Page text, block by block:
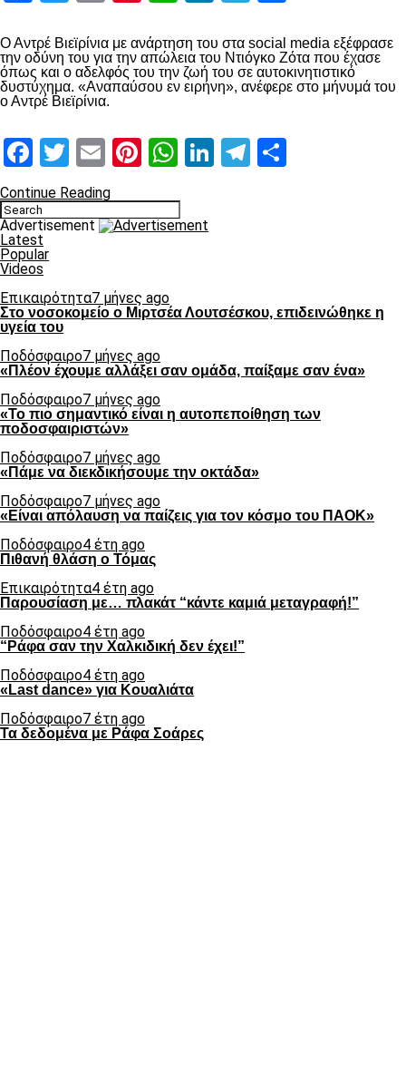
Ο Αντρέ Βιεϊρίνια με ανάρτηση του στα social media εξέφρασε
την οδύνη του για την απώλεια του Ντιόγκο Ζότα που έχασε
όπως και ο αδελφός του την ζωή του σε αυτοκινητιστικό
δυστύχημα. «Αναπαύσου εν ειρήνη», ανέφερε στο μήνυμά του
ο Αντρέ Βιεϊρίνια.
Facebook
Twitter
EmailPinterest
WhatsApp
LinkedIn
Telegram
Continue Reading
Advertisement
Latest
Popular
Videos
Επικαιρότητα7 μήνες ago
Στο νοσοκομείο ο Μιρτσέα Λουτσέσκου, επιδεινώθηκε η
υγεία του
Ποδόσφαιρο7 μήνες ago
«Πλέον έχουμε αλλάξει σαν ομάδα, παίξαμε σαν ένα»
Ποδόσφαιρο7 μήνες ago
«Το πιο σημαντικό είναι η αυτοπεποίθηση των
ποδοσφαιριστών»
Ποδόσφαιρο7 μήνες ago
«Πάμε να διεκδικήσουμε την οκτάδα»
Ποδόσφαιρο7 μήνες ago
«Είναι απόλαυση να παίζεις για τον κόσμο του ΠΑΟΚ»
Ποδόσφαιρο4 έτη ago
Πιθανή θλάση ο Τόμας
Επικαιρότητα4 έτη ago
Παρουσίαση με… πλακάτ “κάντε καμιά μεταγραφή!”
Ποδόσφαιρο4 έτη ago
“Ράφα σαν την Χαλκιδική δεν έχει!”
Ποδόσφαιρο4 έτη ago
«Last dance» για Κουαλιάτα
Ποδόσφαιρο7 έτη ago
Τα δεδομένα με Ράφα Σοάρες